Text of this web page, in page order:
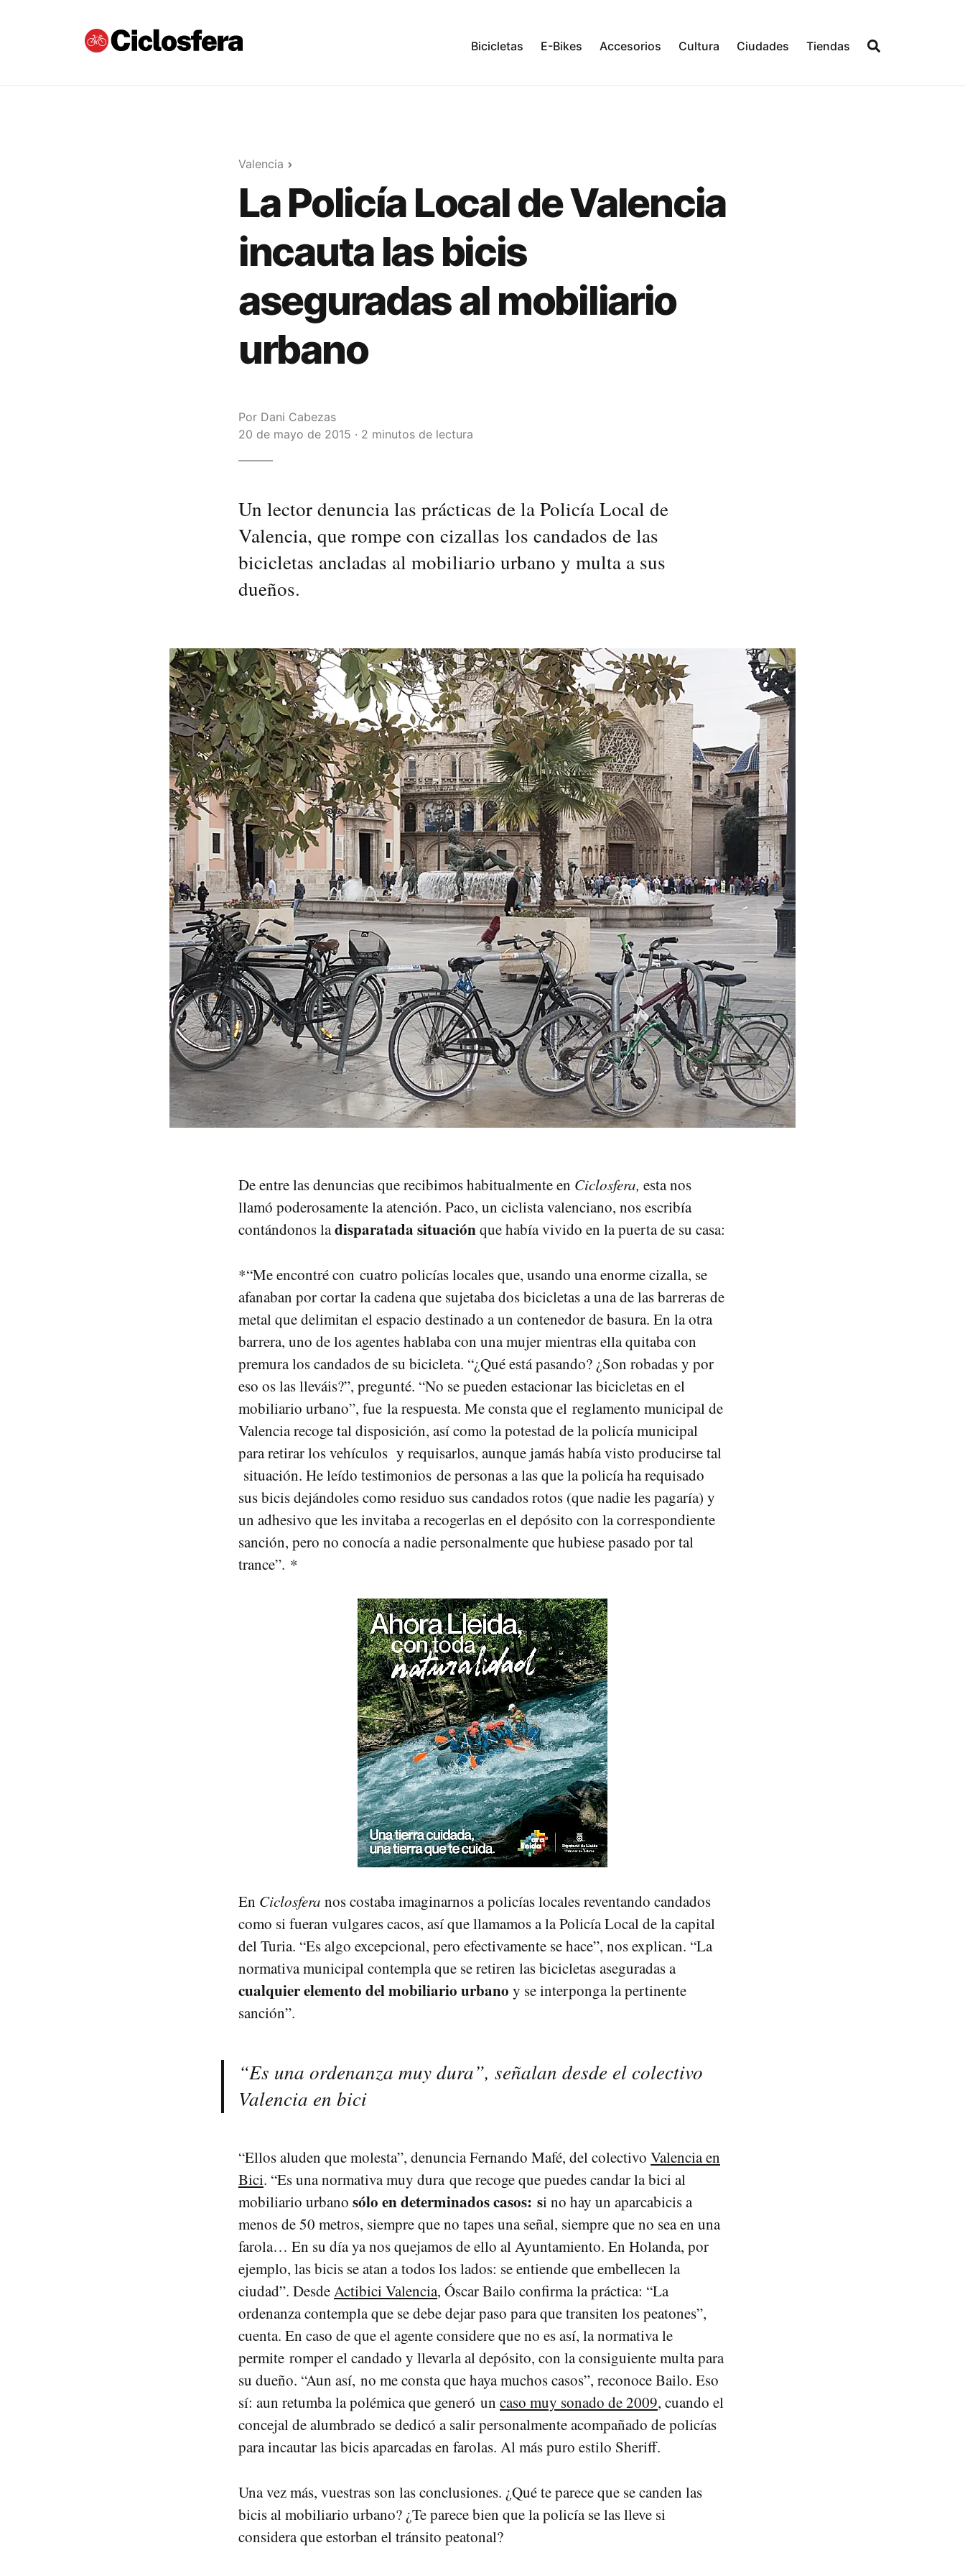
Bicicletas E-Bikes Accesorios Cultura Ciudades Tiendas
Valencia
La Policía Local de Valencia
incauta las bicis
aseguradas al mobiliario
urbano
Por Dani Cabezas
20 de mayo de 2015 · 2 minutos de lectura
Un lector denuncia las prácticas de la Policía Local de
Valencia, que rompe con cizallas los candados de las
bicicletas ancladas al mobiliario urbano y multa a sus
dueños.
De entre las denuncias que recibimos habitualmente en Ciclosfera, esta nos
llamó poderosamente la atención. Paco, un ciclista valenciano, nos escribía
contándonos ladisparatada situaciónque había vivido en la puerta de su casa:
*“Me encontré con cuatro policías locales que, usando una enorme cizalla, se
afanaban por cortar la cadena que sujetaba dos bicicletas a una de las barreras de
metal que delimitan el espacio destinado a un contenedor de basura. En la otra
barrera, uno de los agentes hablaba con una mujer mientras ella quitaba con
premura los candados de su bicicleta. “¿Qué está pasando? ¿Son robadas y por
eso os las lleváis?”, pregunté. “No se pueden estacionar las bicicletas en el
mobiliario urbano”, fue la respuesta. Me consta que el reglamento municipal de
Valencia recoge tal disposición, así como la potestad de la policía municipal
para retirar los vehículos y requisarlos, aunque jamás había visto producirse tal
situación. He leído testimonios de personas a las que la policía ha requisado
sus bicis dejándoles como residuo sus candados rotos (que nadie les pagaría) y
un adhesivo que les invitaba a recogerlas en el depósito con la correspondiente
sanción, pero no conocía a nadie personalmente que hubiese pasado por tal
trance”. *
En Ciclosfera nos costaba imaginarnos a policías locales reventando candados
como si fueran vulgares cacos, así que llamamos a la Policía Local de la capital
del Turia. “Es algo excepcional, pero efectivamente se hace”, nos explican. “La
normativa municipal contempla que se retiren las bicicletas aseguradas a
cualquier elemento del mobiliario urbano y se interponga la pertinente
sanción”.
“Es una ordenanza muy dura”, señalan desde el colectivo
Valencia en bici
“Ellos aluden que molesta”, denuncia Fernando Mafé, del colectivo Valencia en
Bici. “Es una normativa muy dura que recoge que puedes candar la bici al
mobiliario urbano sólo en determinados casos: si no hay un aparcabicis a
menos de 50 metros, siempre que no tapes una señal, siempre que no sea en una
farola… En su día ya nos quejamos de ello al Ayuntamiento. En Holanda, por
ejemplo, las bicis se atan a todos los lados: se entiende que embellecen la
ciudad”. DesdeActibici Valencia, Óscar Bailo confirma la práctica: “La
ordenanza contempla que se debe dejar paso para que transiten los peatones”,
cuenta. En caso de que el agente considere que no es así, la normativa le
permite romper el candado y llevarla al depósito, con la consiguiente multa para
su dueño. “Aun así, no me consta que haya muchos casos”, reconoce Bailo. Eso
sí: aun retumba la polémica que generó un caso muy sonado de 2009, cuando el
concejal de alumbrado se dedicó a salir personalmente acompañado de policías
para incautar las bicis aparcadas en farolas. Al más puro estilo Sheriff.
Una vez más, vuestras son las conclusiones. ¿Qué te parece que se canden las
bicis al mobiliario urbano? ¿Te parece bien que la policía se las lleve si
considera que estorban el tránsito peatonal?